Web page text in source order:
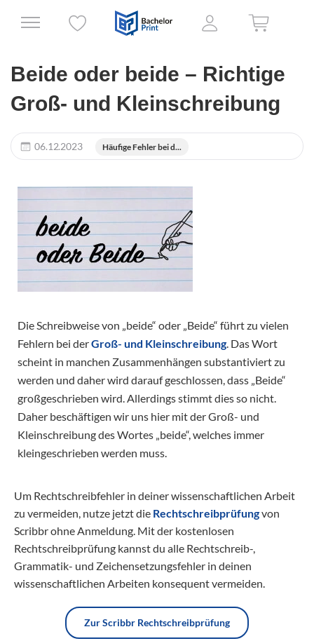
Beide oder beide – Richtige
Groß- und Kleinschreibung
06.12.2023 Häufige Fehler bei d...
Die Schreibweise von „beide“ oder „Beide“ führt zu vielen
Fehlern bei derGroß- und Kleinschreibung. Das Wort
scheint in manchen Zusammenhängen substantiviert zu
werden und daher wird darauf geschlossen, dass „Beide“
großgeschrieben wird. Allerdings stimmt dies so nicht.
Daher beschäftigen wir uns hier mit der Groß- und
Kleinschreibung des Wortes „beide“, welches immer
kleingeschrieben werden muss.
Um Rechtschreibfehler in deiner wissenschaftlichen Arbeit
zu vermeiden, nutze jetzt die Rechtschreibprüfungvon
Scribbr ohne Anmeldung. Mit der kostenlosen
Rechtschreibprüfung kannst du alle Rechtschreib-,
Grammatik- und Zeichensetzungsfehler in deinen
wissenschaftlichen Arbeiten konsequent vermeiden.
Zur Scribbr Rechtschreibprüfung